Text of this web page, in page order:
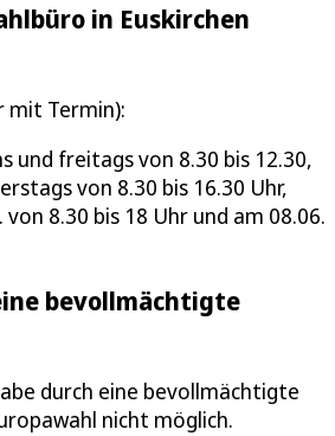
in Euskirchen
mit Termin):
und freitags von 8.30 bis 12.30,
von 8.30 bis 16.30 Uhr,
8.30 bis 18 Uhr und am 08.06.
bevollmächtigte
durch eine bevollmächtigte
nicht möglich.